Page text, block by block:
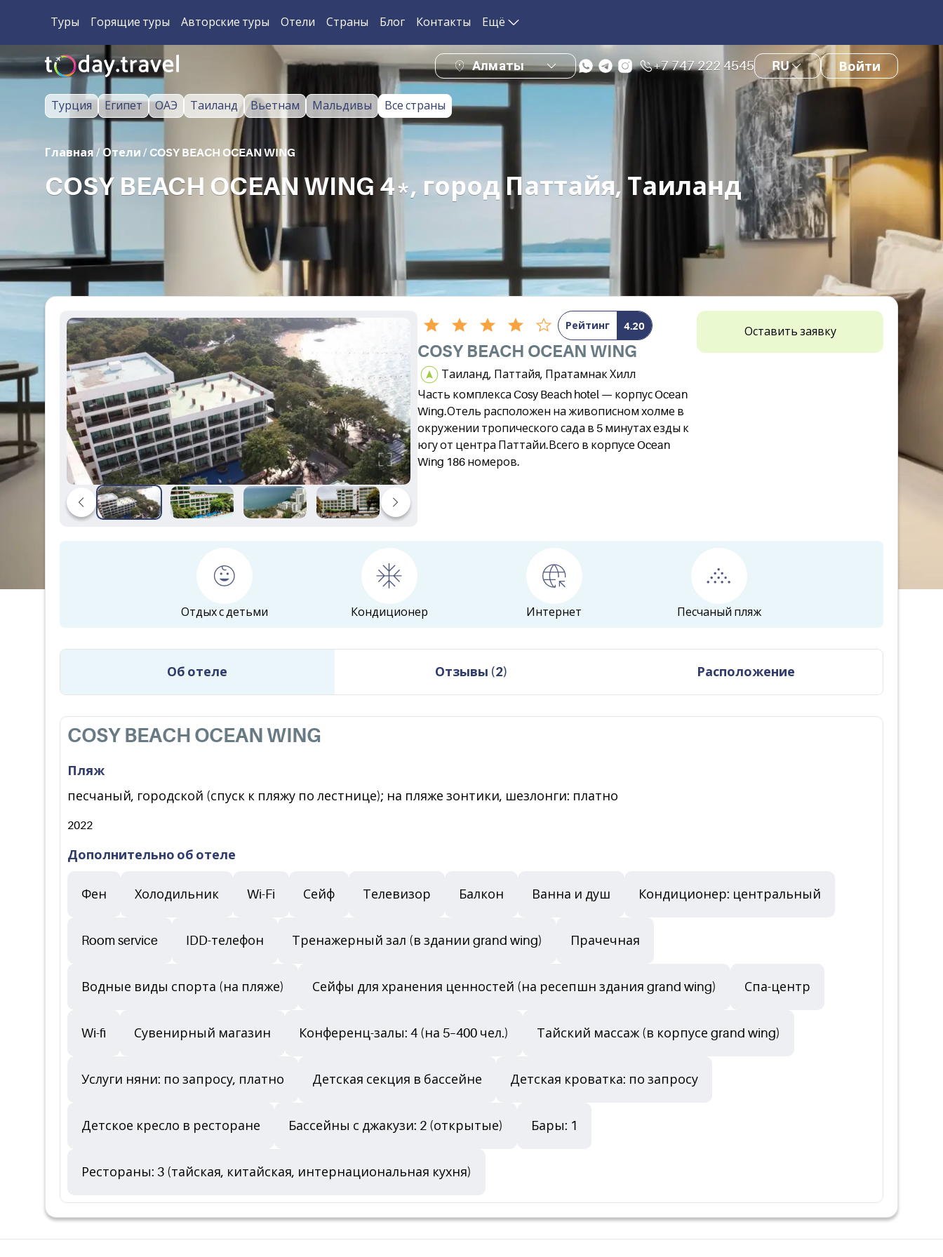
Туры Горящие туры Авторские туры Отели Страны Блог Контакты Ещё
Алматы +7 747 222 4545 RU Войти
Турция Египет ОАЭ Таиланд Вьетнам Мальдивы Все страны
Главная / Отели / COSY BEACH OCEAN WING
COSY BEACH OCEAN WING 4*, город Паттайя, Таиланд
Рейтинг 4.20
COSY BEACH OCEAN WING
Таиланд, Паттайя, Пратамнак Хилл
Часть комплекса Cosy Beach hotel — корпус Ocean
Wing.Отель расположен на живописном холме в
окружении тропического сада в 5 минутах езды к
югу от центра Паттайи.Всего в корпусе Ocean
Wing 186 номеров.
Оставить заявку
Отдых с детьми Кондиционер Интернет Песчаный пляж
Об отеле Отзывы (2) Расположение
COSY BEACH OCEAN WING
Пляж
песчаный, городской (спуск к пляжу по лестнице); на пляже зонтики, шезлонги: платно
2022
Дополнительно об отеле
Фен Холодильник Wi-Fi Сейф Телевизор Балкон Ванна и душ Кондиционер: центральный
Room service IDD-телефон Тренажерный зал (в здании grand wing) Прачечная
Водные виды спорта (на пляже) Сейфы для хранения ценностей (на ресепшн здания grand wing) Спа-центр
Wi-fi Сувенирный магазин Конференц-залы: 4 (на 5–400 чел.) Тайский массаж (в корпусе grand wing)
Услуги няни: по запросу, платно Детская секция в бассейне Детская кроватка: по запросу
Детское кресло в ресторане Бассейны с джакузи: 2 (открытые) Бары: 1
Рестораны: 3 (тайская, китайская, интернациональная кухня)